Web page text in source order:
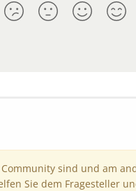
sind und am
Sie dem Fragesteller